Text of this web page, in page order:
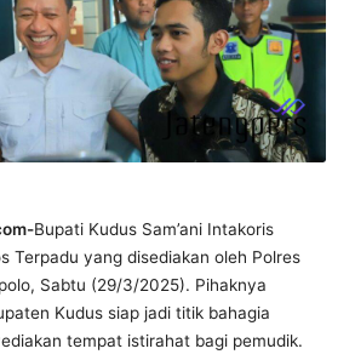
Bupati Kudus Sam’ani Intakoris
Terpadu yang disediakan oleh Polres
Sabtu (29/3/2025). Pihaknya
Kudus siap jadi titik bahagia
tempat istirahat bagi pemudik.